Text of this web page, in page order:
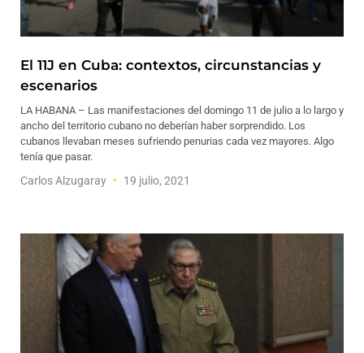
El 11J en Cuba: contextos, circunstancias y
escenarios
LA HABANA – Las manifestaciones del domingo 11 de julio a lo largo y
ancho del territorio cubano no deberían haber sorprendido. Los
cubanos llevaban meses sufriendo penurias cada vez mayores. Algo
tenía que pasar.
Carlos Alzugaray 19 julio, 2021